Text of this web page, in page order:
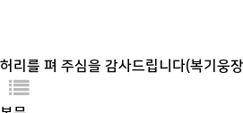
허리를 펴 주심을 감사드립니다(복기웅